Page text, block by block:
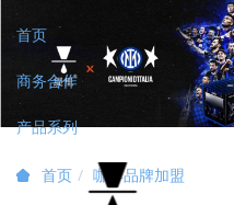
首页
商务合作
产品系列
首页 咖啡品牌加盟